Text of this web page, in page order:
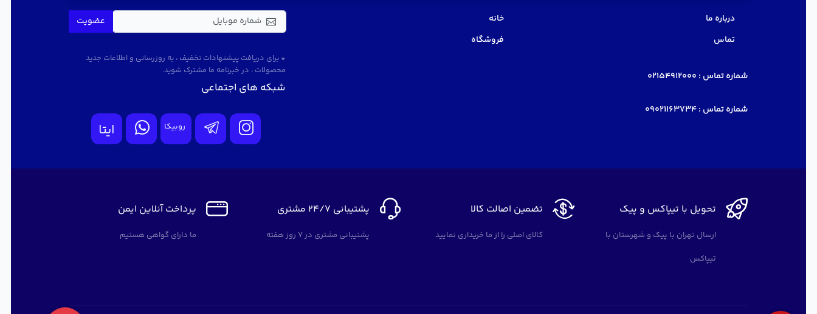
درباره ما
تماس
شماره تماس : 02154912000
شماره تماس :09021163734
خانه
فروشگاه
عضویت
* برای دریافت پیشنهادات تخفیف ، به روزرسانی و اطلاعات جدید
محصولات ، در خبرنامه ما مشترک شوید.
شبکه های اجتماعی
روبیکا ایتا
تحویل با تیپاکس و پیک
ارسال تهران با پیک و شهرستان با
تیپاکس
تضمین اصالت کالا
کالای اصلی را از ما خریداری نمایید
پشتیبانی 24/7 مشتری
پشتیبانی مشتری در 7 روز هفته
پرداخت آنلاین ایمن
ما دارای گواهی هستیم